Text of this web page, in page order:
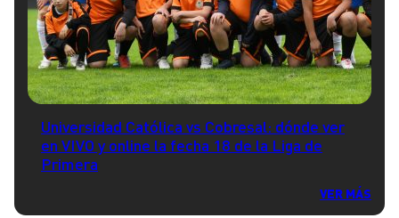
Universidad Católica vs Cobresal: dónde ver
en VIVO y online la fecha 18 de la Liga de
Primera
VER MÁS